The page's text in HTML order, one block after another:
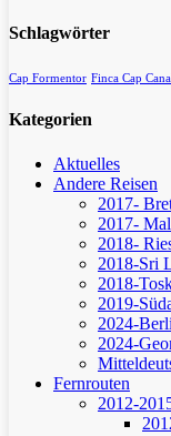
Schlagwörter
Cap Formentor Finca Cap Canal
Kategorien
Aktuelles
Andere Reisen
2017-
2017-
2018-
2018-Sri
2018-
2019-
2024-
2024-
Fernrouten
2012-